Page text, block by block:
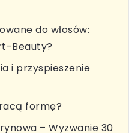
do włosów:
Beauty?
i przyspieszenie
formę?
– Wyzwanie 30